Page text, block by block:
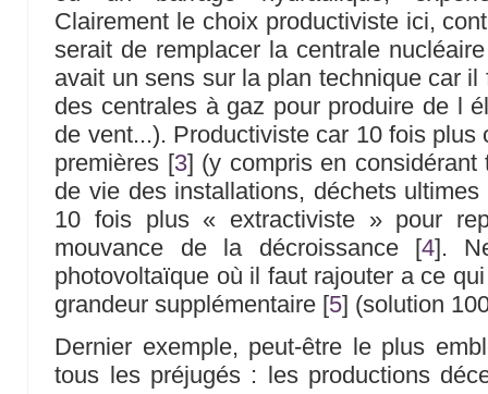
Clairement le choix productiviste ici,
serait de remplacer la centrale
avait un sens sur la plan technique car
des centrales à gaz pour produire de l
de vent...). Productiviste car 10 fois plus
premières [3] (y compris en
de vie des installations, déchets
10 fois plus « extractiviste » pour
mouvance de la décroissance[4].
photovoltaïque où il faut rajouter a ce
grandeur supplémentaire [5] (solution
Dernier exemple, peut-être le plus
tous les préjugés : les productions